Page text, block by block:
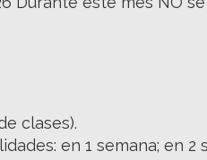
clases).
en 1 semana; en 2